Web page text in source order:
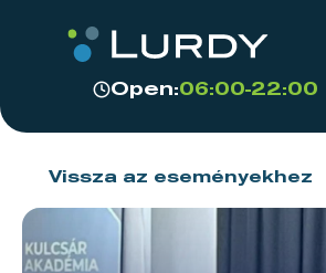
Open:06:00-22:00
Vissza az eseményekhez